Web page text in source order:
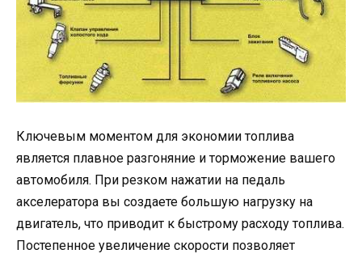
Ключевым моментом для экономии топлива
является плавное разгоняние и торможение вашего
автомобиля. При резком нажатии на педаль
акселератора вы создаете большую нагрузку на
двигатель, что приводит к быстрому расходу топлива.
Постепенное увеличение скорости позволяет